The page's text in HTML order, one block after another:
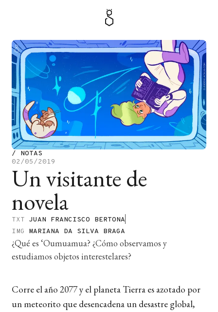
/ NOTAS
02/05/2019
Un visitante de
novela
TXT JUAN FRANCISCO BERTONA
IMG
MARIANA DA SILVA BRAGA
¿Qué es ‘Oumuamua? ¿Cómo observamos y
estudiamos objetos interestelares?
Corre el año 2077 y el planeta Tierra es azotado por
un meteorito que desencadena un desastre global,